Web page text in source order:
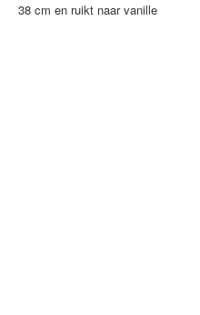
38 cm en ruikt naar vanille